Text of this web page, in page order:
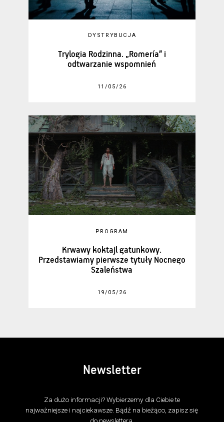
DYSTRYBUCJA
Trylogia Rodzinna. „Romería” i
odtwarzanie wspomnień
11/05/26
PROGRAM
Krwawy koktajl gatunkowy.
Przedstawiamy pierwsze tytuły Nocnego
Szaleństwa
19/05/26
Newsletter
Za dużo informacji? Wybierzemy dla Ciebie te
najważniejsze i najciekawsze. Bądź na bieżąco, zapisz się
do newslettera.